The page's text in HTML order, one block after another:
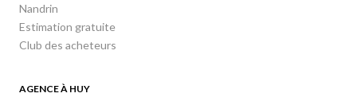
Nandrin
Estimation gratuite
Club des acheteurs
AGENCE À HUY